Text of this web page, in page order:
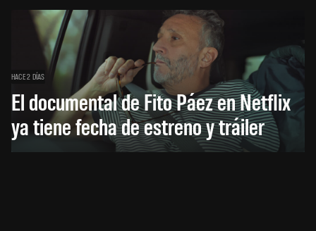
HACE 2 DÍAS
El documental de Fito Páez en Netflix
ya tiene fecha de estreno y tráiler